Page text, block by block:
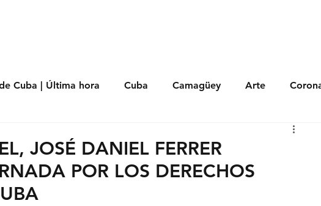
Cuba | Última hora Cuba Camagüey Arte
JOSÉ DANIEL FERRER
POR LOS DERECHOS